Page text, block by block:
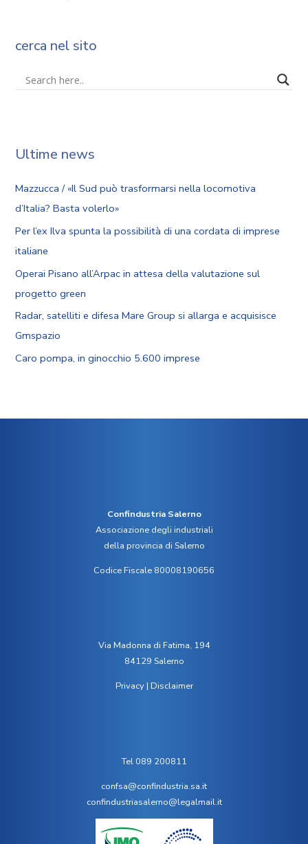
cerca nel sito
Ultime news
Mazzucca / «Il Sud può trasformarsi nella locomotiva
d’Italia? Basta volerlo»
Per l’ex Ilva spunta la possibilità di una cordata di imprese
italiane
Operai Pisano all’Arpac in attesa della valutazione sul
progetto green
Radar, satelliti e difesa Mare Group si allarga e acquisisce
Gmspazio
Caro pompa, in ginocchio 5.600 imprese
Confindustria Salerno
Associazione degli industriali
della provincia di Salerno
Codice Fiscale 80008190656
Via Madonna di Fatima, 194
84129 Salerno
Privacy| Disclaimer
Tel 089 200811
confsa@confindustria.sa.it
confindustriasalerno@legalmail.it